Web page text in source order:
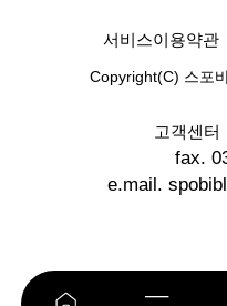
서비스이용약관
Copyright(C) 스포
고객센터
fax.
e.mail.